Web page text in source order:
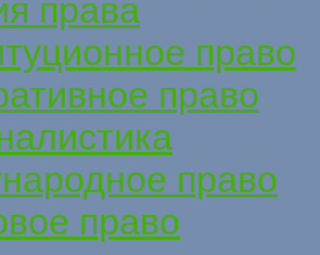
права
право
право
право
право